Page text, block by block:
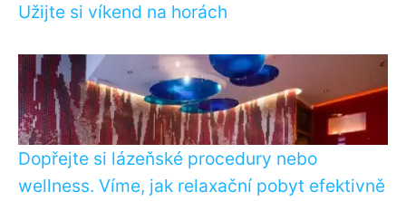
Užijte si víkend na horách
Dopřejte si lázeňské procedury nebo
wellness. Víme, jak relaxační pobyt efektivně